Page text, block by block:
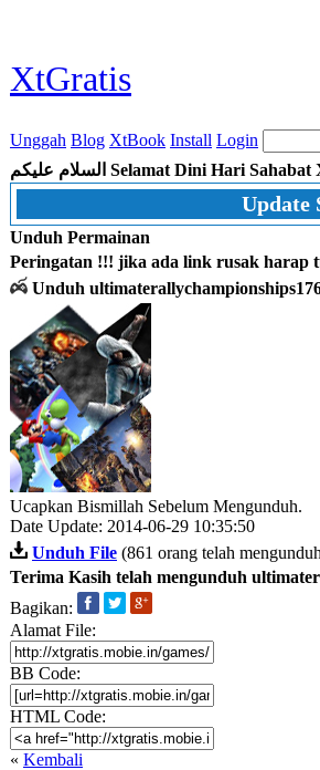
XtGratis
Unggah Blog XtBook Install Login
Selamat Dini Hari Sahabat
Update
Unduh Permainan
Peringatan !!! jika ada link rusak harap
Unduh
Ucapkan Bismillah Sebelum Mengunduh.
Date Update: 2014-06-29 10:35:50
Unduh File (861 orang telah
Terima Kasih telah mengunduh
Bagikan:
Alamat File:
BB Code:
HTML Code:
« Kembali